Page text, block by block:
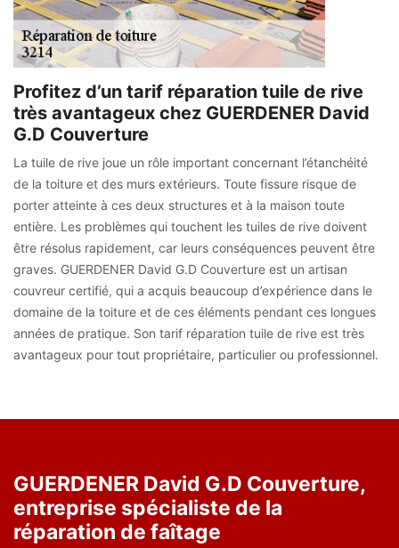
Profitez d’un tarif réparation tuile de rive
très avantageux chez GUERDENER David
G.D Couverture
La tuile de rive joue un rôle important concernant l’étanchéité
de la toiture et des murs extérieurs. Toute fissure risque de
porter atteinte à ces deux structures et à la maison toute
entière. Les problèmes qui touchent les tuiles de rive doivent
être résolus rapidement, car leurs conséquences peuvent être
graves. GUERDENER David G.D Couverture est un artisan
couvreur certifié, qui a acquis beaucoup d’expérience dans le
domaine de la toiture et de ces éléments pendant ces longues
années de pratique. Son tarif réparation tuile de rive est très
avantageux pour tout propriétaire, particulier ou professionnel.
GUERDENER David G.D Couverture,
entreprise spécialiste de la
réparation de faîtage